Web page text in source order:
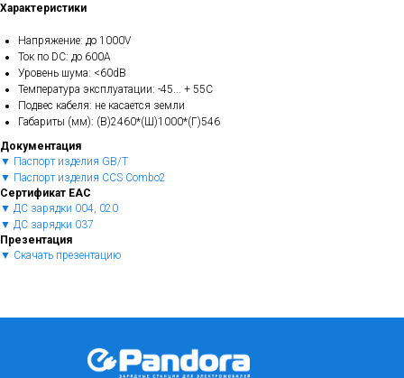
Характеристики
Напряжение: до 1000V
Ток по DC: до 600А
Уровень шума: <60dB
Температура эксплуатации: -45... + 55С
Подвес кабеля: не касается земли
Габариты (мм): (В)2460*(Ш)1000*(Г)546
Документация
▼ Паспорт изделия GB/T
▼ Паспорт изделия CCS Combo2
Сертификат ЕАС
▼ ДС зарядки 004, 020
▼ ДС зарядки 037
Презентация
▼ Скачать презентацию